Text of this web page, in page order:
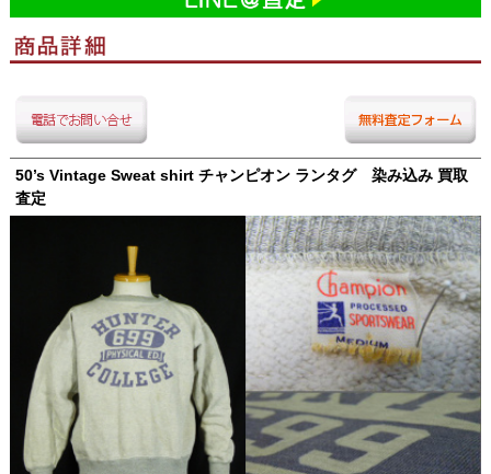
50’s Vintage Sweat shirt チャンピオン ランタグ 染み込み 買取
査定